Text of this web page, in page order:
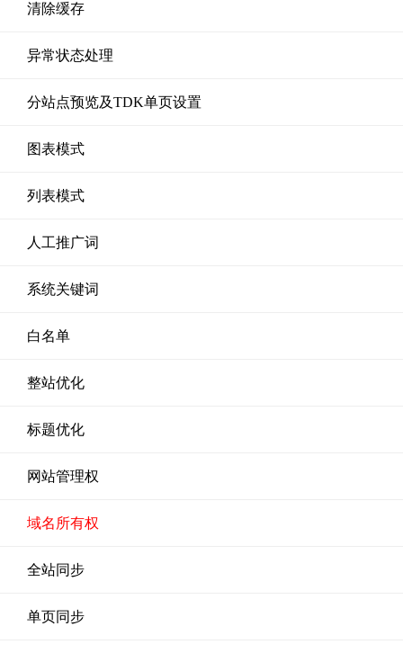
清除缓存
异常状态处理
分站点预览及TDK单页设置
图表模式
列表模式
人工推广词
系统关键词
白名单
整站优化
标题优化
网站管理权
域名所有权
全站同步
单页同步